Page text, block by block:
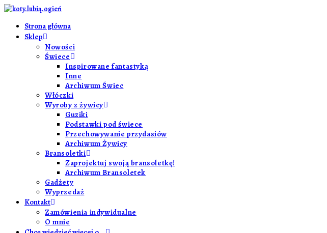
Strona główna
Sklep
Nowości
Świece
Inspirowane fantastyką
Inne
Archiwum Świec
Włóczki
Wyroby z żywicy
Guziki
Podstawki pod świece
Przechowywanie przydasiów
Archiwum Żywicy
Bransoletki
Zaprojektuj swoją bransoletkę!
Archiwum Bransoletek
Gadżety
Wyprzedaż
Kontakt
Zamówienia indywidualne
O mnie